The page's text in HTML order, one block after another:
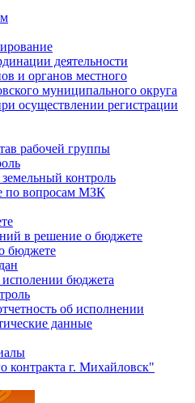
деятельности
и органов местного
муниципального округа
осуществлении регистрации
рабочей группы
контроль
по вопросам МЗК
в решение о бюджете
бюджете
исполении бюджета
об исполнении
данные
контракта г. Михайловск"